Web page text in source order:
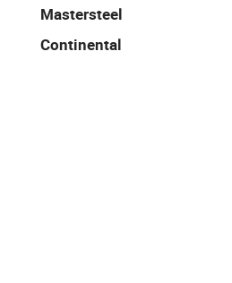
Mastersteel
Continental